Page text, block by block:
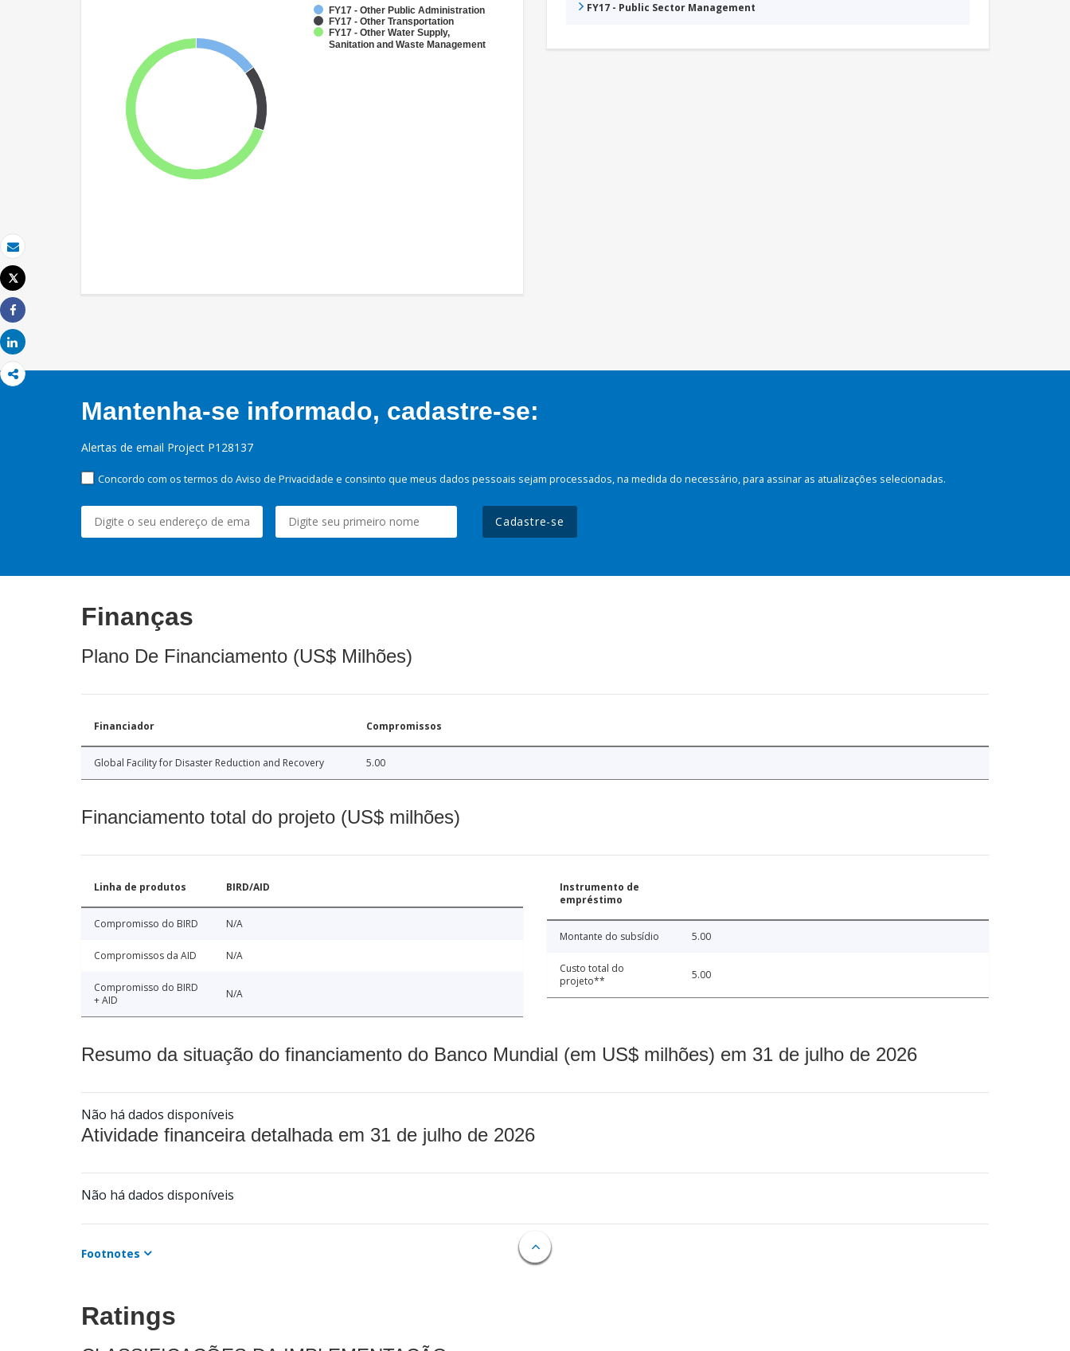
Email
Imprimir
Tweet
Share
Share
FY17 - Other Public Administration
FY17 - Other Transportation
FY17 - Other Water Supply,
Sanitation and Waste Management
FY17 - Public Sector Management
Mantenha-se informado, cadastre-se:
Alertas de email Project P128137
Concordo com os termos do Aviso de Privacidade e consinto que meus dados pessoais sejam processados, na medida do necessário, para assinar as atualizações selecionadas.
Cadastre-se
Finanças
Plano De Financiamento (US$ Milhões)
Financiador Compromissos
Global Facility for Disaster Reduction and Recovery 5.00
Financiamento total do projeto (US$ milhões)
Linha de produtos BIRD/AID
Compromisso do BIRD N/A
Compromissos da AID N/A
Compromisso do BIRD
+ AID
N/A
Instrumento de
empréstimo
Montante do subsídio 5.00
Custo total do
projeto**
5.00
Resumo da situação do financiamento do Banco Mundial (em US$ milhões) em 31 de julho de 2026
Não há dados disponíveis
Atividade financeira detalhada em 31 de julho de 2026
Não há dados disponíveis
Footnotes
Ratings